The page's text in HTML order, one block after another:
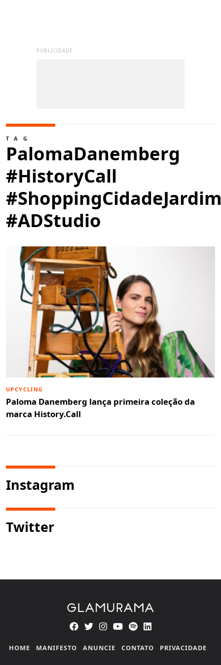
PUBLICIDADE
TAG
PalomaDanemberg
#HistoryCall
#ADStudio
UPCYCLING
Paloma Danemberg lança primeira coleção da
marca History.Call
Instagram
Twitter
HOME MANIFESTO ANUNCIE CONTATO PRIVACIDADE